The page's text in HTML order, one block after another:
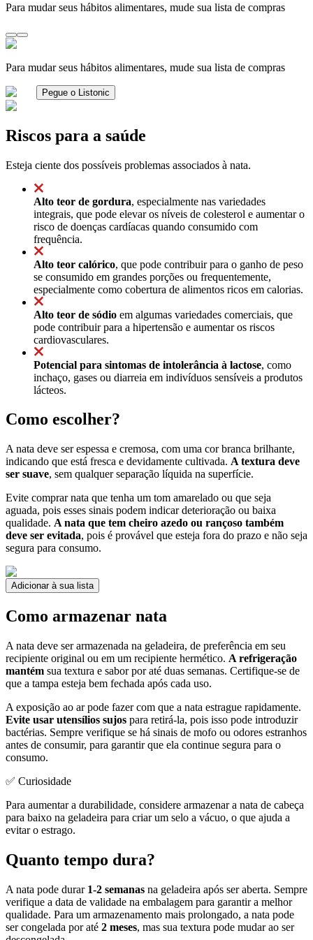
Para mudar seus hábitos alimentares, mude sua lista de compras
Para mudar seus hábitos alimentares, mude sua lista de compras
Pegue o Listonic
Riscos para a saúde
Esteja ciente dos possíveis problemas associados à nata.
Alto teor de gordura, especialmente nas variedades
integrais, que pode elevar os níveis de colesterol e aumentar o
risco de doenças cardíacas quando consumido com
frequência.
Alto teor calórico, que pode contribuir para o ganho de peso
se consumido em grandes porções ou frequentemente,
especialmente como cobertura de alimentos ricos em calorias.
Alto teor de sódio em algumas variedades comerciais, que
pode contribuir para a hipertensão e aumentar os riscos
cardiovasculares.
Potencial para sintomas de intolerância à lactose, como
inchaço, gases ou diarreia em indivíduos sensíveis a produtos
lácteos.
Como escolher?
A nata deve ser espessa e cremosa, com uma cor branca brilhante,
indicando que está fresca e devidamente cultivada. A textura deve
ser suave, sem qualquer separação líquida na superfície.
Evite comprar nata que tenha um tom amarelado ou que seja
aguada, pois esses sinais podem indicar deterioração ou baixa
qualidade. A nata que tem cheiro azedo ou rançoso também
deve ser evitada, pois é provável que esteja fora do prazo e não seja
segura para consumo.
Adicionar à sua lista
Como armazenar nata
A nata deve ser armazenada na geladeira, de preferência em seu
recipiente original ou em um recipiente hermético. A refrigeração
mantém sua textura e sabor por até duas semanas. Certifique-se de
que a tampa esteja bem fechada após cada uso.
A exposição ao ar pode fazer com que a nata estrague rapidamente.
Evite usar utensílios sujos para retirá-la, pois isso pode introduzir
bactérias. Sempre verifique se há sinais de mofo ou odores estranhos
antes de consumir, para garantir que ela continue segura para o
consumo.
✅ Curiosidade
Para aumentar a durabilidade, considere armazenar a nata de cabeça
para baixo na geladeira para criar um selo a vácuo, o que ajuda a
evitar o estrago.
Quanto tempo dura?
A nata pode durar 1-2 semanas na geladeira após ser aberta. Sempre
verifique a data de validade na embalagem para garantir a melhor
qualidade. Para um armazenamento mais prolongado, a nata pode
ser congelada por até 2 meses, mas sua textura pode mudar ao ser